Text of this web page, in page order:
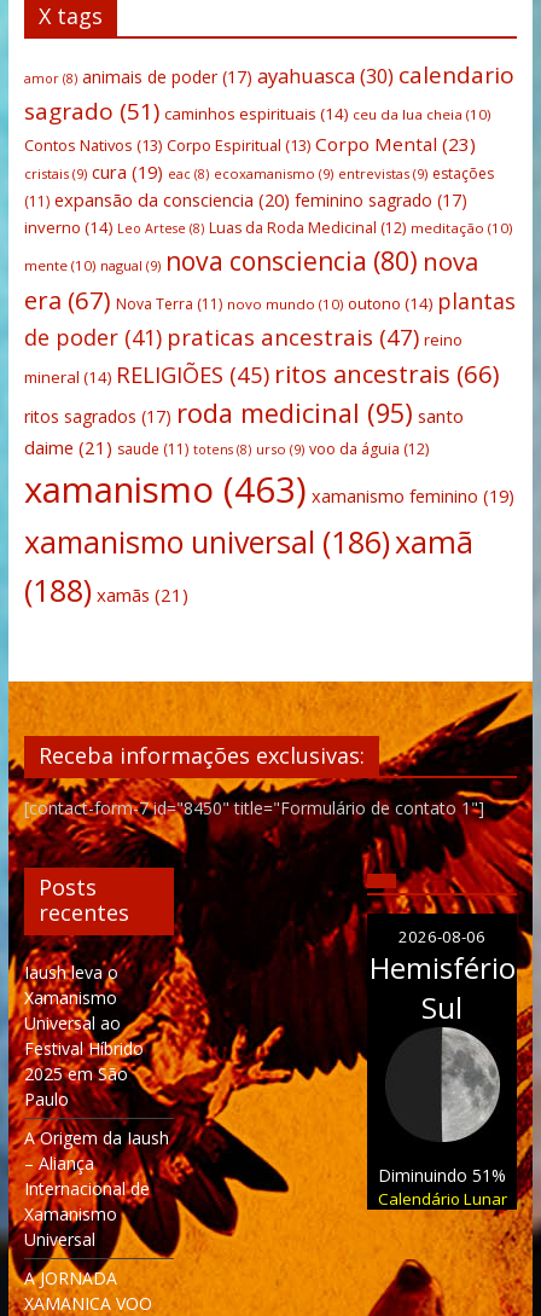
X tags
amor(8) animais de poder(17) ayahuasca(30) calendario
sagrado (51) caminhos espirituais (14) ceu da lua cheia (10)
Contos Nativos (13) Corpo Espiritual (13) Corpo Mental (23)
cristais(9) cura (19) eac(8) ecoxamanismo (9) entrevistas(9) estações
(11) expansão da consciencia (20) feminino sagrado (17)
inverno (14) Leo Artese (8) Luas da Roda Medicinal (12) meditação (10)
mente(10) nagual (9) nova consciencia (80) nova
era (67) Nova Terra (11) novo mundo (10) outono (14) plantas
de poder(41) praticas ancestrais (47) reino
mineral (14) RELIGIÕES (45) ritos ancestrais (66)
ritos sagrados (17) roda medicinal (95) santo
daime (21) saude (11) totens(8) urso (9) voo da águia (12)
xamanismo (463) xamanismo feminino (19)
xamanismo universal (186)xamã
(188) xamãs (21)
Receba informações exclusivas:
[contact-form-7 id="8450" title="Formulário de contato 1"]
Posts
recentes
Iaush leva o
Xamanismo
Universal ao
Festival Híbrido
2025 em São
Paulo
A Origem da Iaush
– Aliança
Internacional de
Xamanismo
Universal
A JORNADA
XAMANICA VOO
2026-08-06
Hemisfério
Sul
Diminuindo 51%
Calendário Lunar